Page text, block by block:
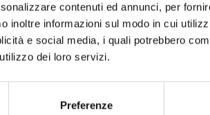
contenuti ed annunci, per
inoltre informazioni sul modo in cui
e social media, i quali potrebbero
dei loro servizi.
Preferenze
Coppa Barontini!
si accende con la 56ª edizione di una delle